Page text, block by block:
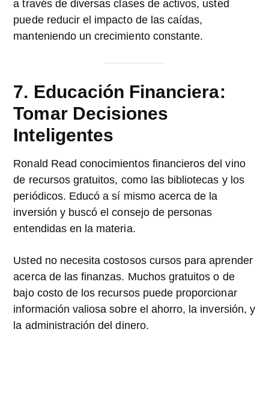
a través de diversas clases de activos, usted
puede reducir el impacto de las caídas,
manteniendo un crecimiento constante.
7. Educación Financiera:
Tomar Decisiones
Inteligentes
Ronald Read conocimientos financieros del vino
de recursos gratuitos, como las bibliotecas y los
periódicos. Educó a sí mismo acerca de la
inversión y buscó el consejo de personas
entendidas en la materia.
Usted no necesita costosos cursos para aprender
acerca de las finanzas. Muchos gratuitos o de
bajo costo de los recursos puede proporcionar
información valiosa sobre el ahorro, la inversión, y
la administración del dinero.